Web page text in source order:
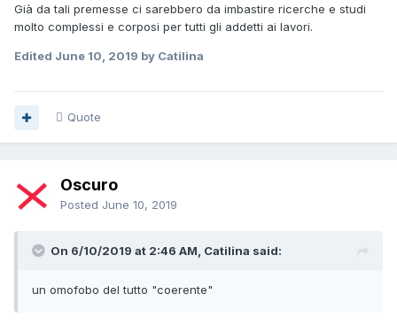
Già da tali premesse ci sarebbero da imbastire ricerche e studi
molto complessi e corposi per tutti gli addetti ai lavori.
Edited June 10, 2019 by Catilina
Quote
Oscuro
Posted June 10, 2019
On 6/10/2019 at 2:46 AM, Catilina said:
un omofobo del tutto "coerente"